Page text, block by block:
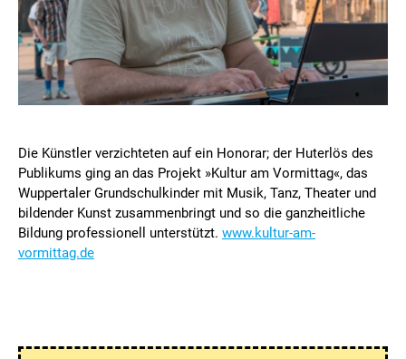
Die Künstler verzichteten auf ein Honorar; der Hut­erlös des
Publikums ging an das Projekt »Kultur am Vormittag«, das
Wuppertaler Grund­schul­kinder mit Musik, Tanz, Theater und
bildender Kunst zusammen­bringt und so die ganz­heit­liche
Bildung pro­fessionell unterstützt. www.kultur-am-
vormittag.de